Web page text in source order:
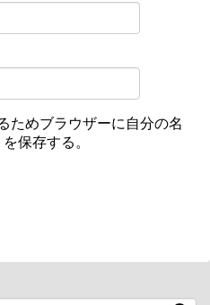
ためブラウザーに自分の名
保存する。